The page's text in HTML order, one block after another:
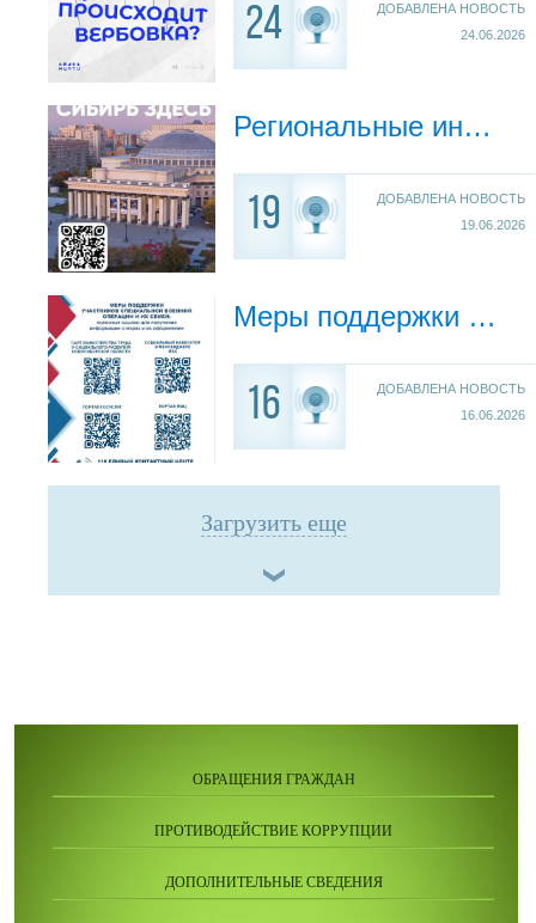
24
ДОБАВЛЕНА НОВОСТЬ
24.06.2026
Региональные информационные каналы в мессенджере МАХ «МФЦ Новосибирской области» и «Сибирь Здесь».
19
ДОБАВЛЕНА НОВОСТЬ
19.06.2026
Меры поддержки участников СВО и их семей
16
ДОБАВЛЕНА НОВОСТЬ
16.06.2026
Загрузить еще
ОБРАЩЕНИЯ ГРАЖДАН
ПРОТИВОДЕЙСТВИЕ КОРРУПЦИИ
ДОПОЛНИТЕЛЬНЫЕ СВЕДЕНИЯ